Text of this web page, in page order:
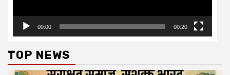
00:00 00:20
TOP NEWS